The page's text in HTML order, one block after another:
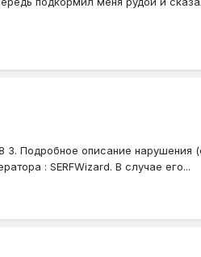
Подробное описание нарушения
: SERFWizard. В случае его...